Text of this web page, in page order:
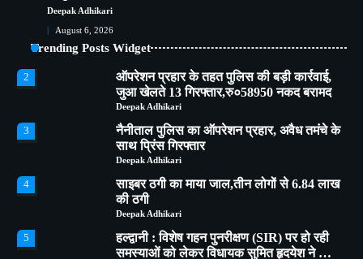
Deepak Adhikari
August 6, 2026
Trending Posts Widget
Deepak Adhikari
2
ऑपरेशन प्रहार के तहत पुलिस की बड़ी कार्रवाई,
जुआ खेलते 13 गिरफ्तार,रु०58950 नकद बरामद
Deepak Adhikari
3
नैनीताल पुलिस का ऑपरेशन प्रहार, अवैध तमंचे के
साथ प्रिंस गिरफ्तार
Deepak Adhikari
4
साइबर ठगी का माया जाल,तीन लोगों से 6.84 लाख
की ठगी
Deepak Adhikari
5
हल्द्वानी : विशेष गहन पुनरीक्षण (SIR) पर हो रही
समस्याओं को लेकर विधायक सुमित हृदयेश ने सिटी